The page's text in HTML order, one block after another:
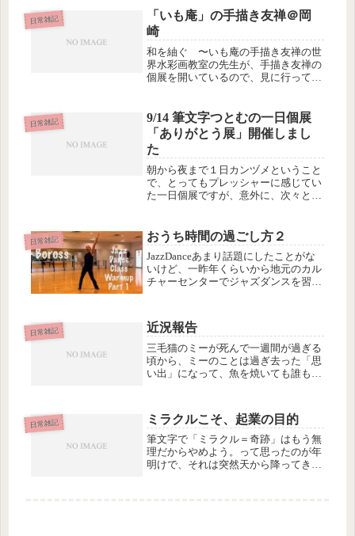
張り出して、残してしまいました。
2006年末〜2007...
日常雑記
「いも庵」の手描き友禅＠岡
崎
和を紬ぐ 〜いも庵の手描き友禅の世
界水彩画教室の先生が、手描き友禅の
個展を開いているので、見に行ってき
ー。写真は、手提げバッグと傘です
が、先生のホームページを見ると、ジ
ーンズ...
日常雑記
9/14 筆文字つとむの一日個展
「ありがとう展」開催しまし
た
朝から夜まで１日カンヅメということ
で、とってもプレッシャーに感じてい
た一日個展ですが、意外に、次々とお
て、楽しい時間を過ごすことができま
した。途中、ワークショップ（ミニ教
室）...
日常雑記 おうち時間の過ごし方２
JazzDanceあまり話題にしたことがな
いけど、一昨年くらいから地元のカル
チャーセンターでジャズダンスを習っ
ンクがかなりあって、30台前半でまた
２〜３年。そのあと20年...
日常雑記 近況報告
三毛猫のミーが死んで一週間が過ぎる
頃から、ミーのことは過ぎ去った「思
い出」になって、魚を焼いても誰もニ
（探しまくってようやく見つけたミー
ちゃんの写真）ロンドンオリンピック
が...
日常雑記 ミラクルこそ、起業の目的
筆文字で「ミラクル＝奇跡」はもう無
理だからやめよう。って思ったのが年
明けで、それは突然天から降ってきた